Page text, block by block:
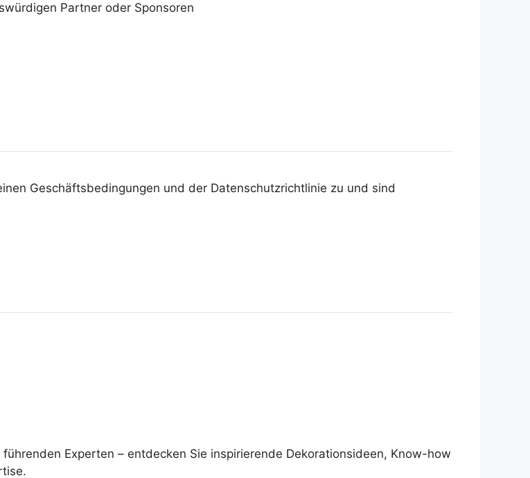
Partner oder Sponsoren
Geschäftsbedingungen und der Datenschutzrichtlinie zu und sind
Experten – entdecken Sie inspirierende Dekorationsideen, Know-how